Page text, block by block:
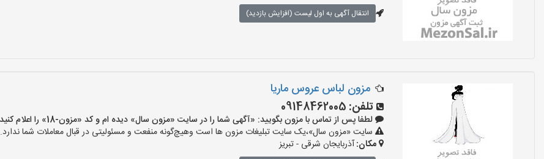
انتقال آگهی به اول لیست (افزایش بازدید)
مزون لباس عروس ماریا
تلفن: 09148462005
لطفا پس از تماس با مزون بگویید: «آگهی شما را در سایت «مزون سال» دیده ام و کد «مزون-18» را اعلام کنید»
سایت «مزون سال»،یک سایت تبلیغات مزون ها است وهیچ‌گونه منفعت و مسئولیتی در قبال معاملات شما ندارد.
مکان:آذربایجان شرقی - تبریز